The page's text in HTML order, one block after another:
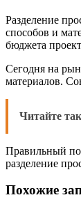
Разделение
способов и
бюджета
Сегодня на
материалов.
Читайте
Правильный
разделение
Похожие